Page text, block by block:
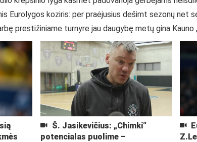
Eurolygos koziris: per praėjusius dešimt sezonų net
prestižiniame turnyre jau daugybę metų gina Kauno
Š. Jasikevičius: „Chimki“
potencialas puolime –